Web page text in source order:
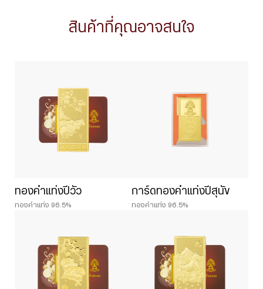
สินค้าที่คุณอาจสนใจ
ทองคำแท่งปีวัว
ทองคำแท่ง 96.5%
การ์ดทองคำแท่งปีสุนัข
ทองคำแท่ง 96.5%